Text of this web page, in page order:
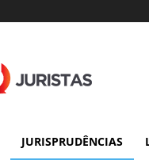
JURISPRUDÊNCIAS